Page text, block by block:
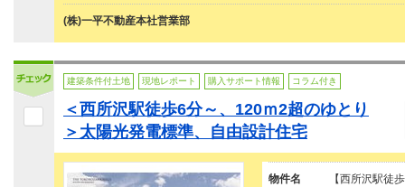
(株)一平不動産本社営業部
建築条件付土地 現地レポート 購入サポート情報 コラム付き
＜西所沢駅徒歩6分～、120ｍ2超のゆとり
＞太陽光発電標準、自由設計住宅
物件名 【西所沢駅徒